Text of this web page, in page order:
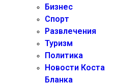
Бизнес
Спорт
Развлечения
Туризм
Политика
Новости Коста
Бланка